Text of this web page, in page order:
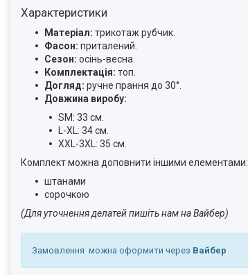
Характеристики
Матеріал: трикотаж рубчик.
Фасон: приталений.
Сезон: осінь-весна.
Комплектація: топ.
Догляд: ручне прання до 30°.
Довжина виробу:
SM: 33 см.
L-XL: 34 см.
XXL-3XL: 35 см.
Комплект можна доповнити іншими елементами:
штанами
сорочкою
(Для уточнення делатей пишіть нам на Вайбер)
Замовлення можна оформити через Вайбер